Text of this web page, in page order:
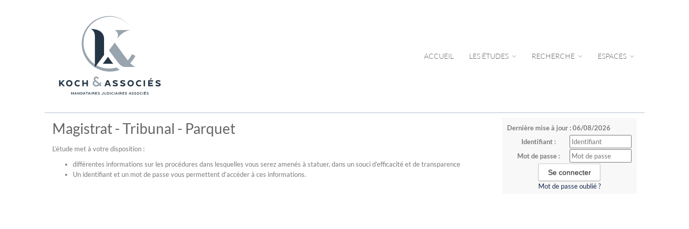
ACCUEIL LES ÉTUDES RECHERCHE ESPACES
Dernière mise à jour : 06/08/2026
Identifiant :
Mot de passe :
Mot de passe oublié ?
Magistrat - Tribunal - Parquet
L’étude met à votre disposition :
différentes informations sur les procédures dans lesquelles vous serez amenés à statuer, dans un souci d’efficacité et de transparence
Un identifiant et un mot de passe vous permettent d’accéder à ces informations.